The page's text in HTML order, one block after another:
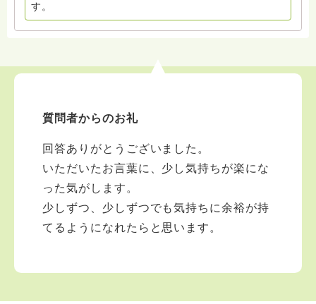
す。
質問者からのお礼
回答ありがとうございました。
いただいたお言葉に、少し気持ちが楽にな
った気がします。
少しずつ、少しずつでも気持ちに余裕が持
てるようになれたらと思います。